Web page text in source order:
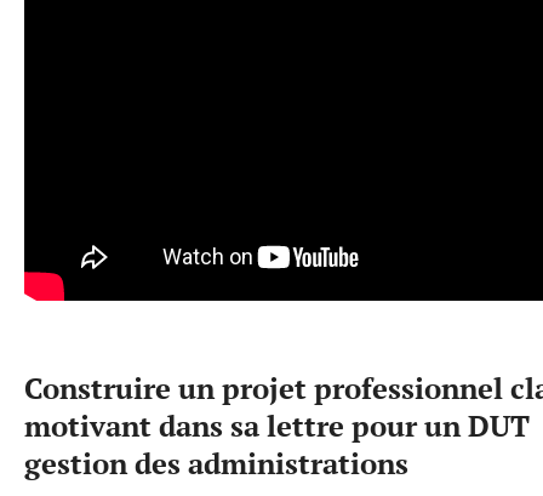
Construire un projet professionnel
motivant dans sa lettre pour un DUT
gestion des administrations